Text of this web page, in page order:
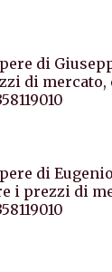
di
di
di
i prezzi di